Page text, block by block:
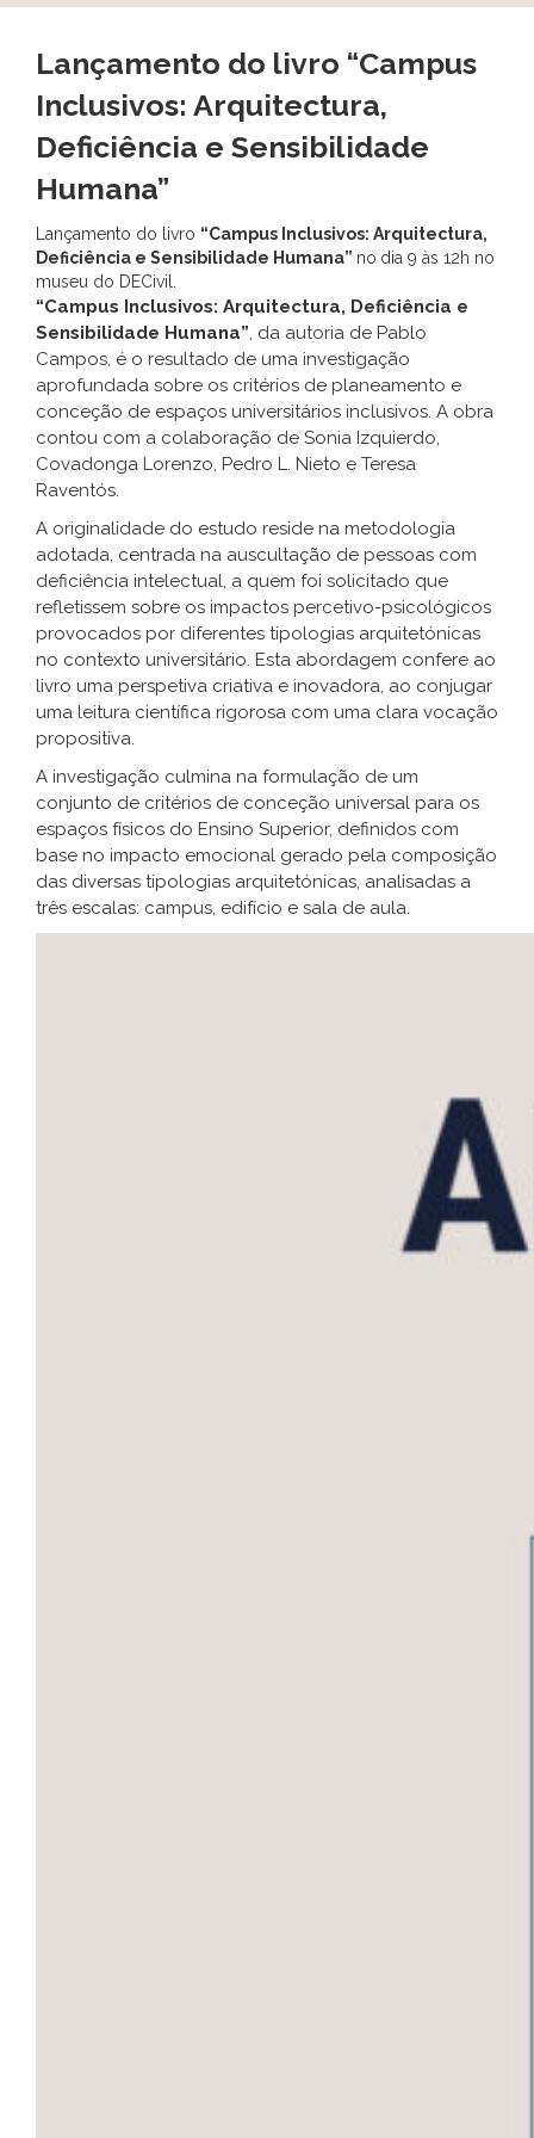
Lançamento do livro “Campus
Inclusivos: Arquitectura,
Deficiência e Sensibilidade
Humana”
Lançamento do livro “Campus Inclusivos: Arquitectura,
Deficiência e Sensibilidade Humana” no dia 9 às 12h no
museu do DECivil.
“Campus Inclusivos: Arquitectura, Deficiência e
Sensibilidade Humana”, da autoria de Pablo
Campos, é o resultado de uma investigação
aprofundada sobre os critérios de planeamento e
conceção de espaços universitários inclusivos. A obra
contou com a colaboração de Sonia Izquierdo,
Covadonga Lorenzo, Pedro L. Nieto e Teresa
Raventós.
A originalidade do estudo reside na metodologia
adotada, centrada na auscultação de pessoas com
deficiência intelectual, a quem foi solicitado que
refletissem sobre os impactos percetivo-psicológicos
provocados por diferentes tipologias arquitetónicas
no contexto universitário. Esta abordagem confere ao
livro uma perspetiva criativa e inovadora, ao conjugar
uma leitura científica rigorosa com uma clara vocação
propositiva.
A investigação culmina na formulação de um
conjunto de critérios de conceção universal para os
espaços físicos do Ensino Superior, definidos com
base no impacto emocional gerado pela composição
das diversas tipologias arquitetónicas, analisadas a
três escalas: campus, edifício e sala de aula.